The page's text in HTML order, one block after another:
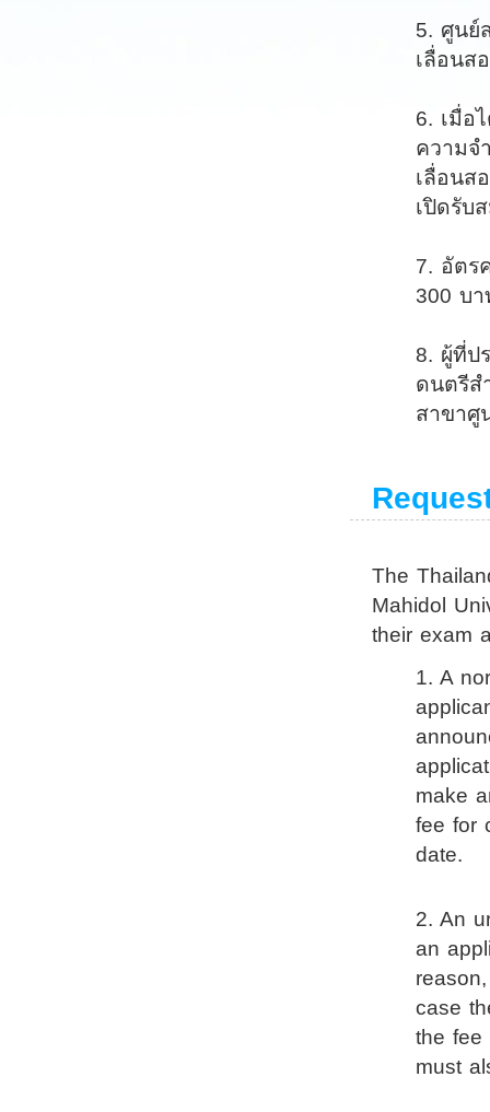
5. ศูนย์
เลื่อนส
6. เมื่อ
ความจ
เลื่อนส
เปิดรับ
7. อัตร
300 บ
8. ผู้ที่ป
ดนตรีส
สาขาศู
The
Mahidol
their exam
1. A
make
fee for
date.
2. An
an
case
the fee
must